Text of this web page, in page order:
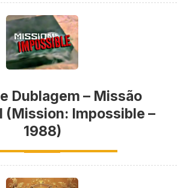
Dublagem – Missão
(Mission: Impossible –
1988)